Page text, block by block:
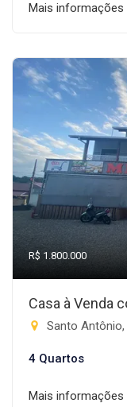
Mais informações
R$ 1.800.000
Casa à Venda
Santo
4 Quartos
Mais informações